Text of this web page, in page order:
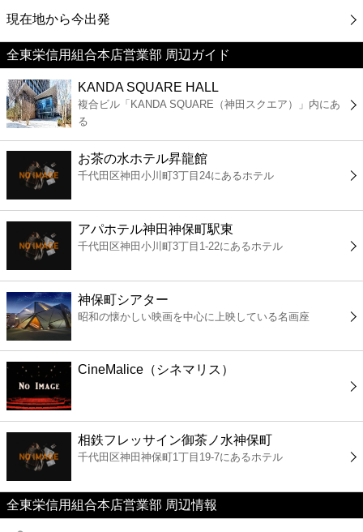
映画
美容
コンビニ
薬局
エンタメ
レジャー
書店
ファミレス
カフェ
ショッピング
現在地から今出発
全東栄信用組合本店営業部 周辺ガイド
KANDA SQUARE HALL
複合ビル「KANDA SQUARE（神田スクエア）」内にあ
る
お茶の水ホテル昇龍館
千代田区神田小川町3丁目24にあるホテル
アパホテル神田神保町駅東
千代田区神田小川町3丁目1-22にあるホテル
神保町シアター
昭和の懐かしい映画を中心に上映している名画座
CineMalice（シネマリス）
相鉄フレッサイン御茶ノ水神保町
千代田区神田神保町1丁目19-7にあるホテル
全東栄信用組合本店営業部 周辺情報